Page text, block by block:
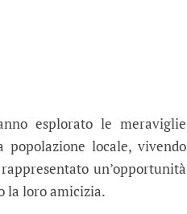
esplorato le meraviglie
locale, vivendo
un’opportunità
la loro amicizia.